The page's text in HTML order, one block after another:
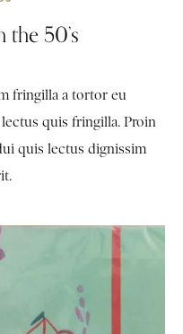
the 50’s
fringilla a tortor eu
quis fringilla. Proin
quis lectus dignissim